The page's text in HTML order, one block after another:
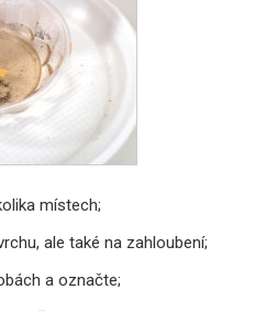
místech;
ale také na zahloubení;
a označte;